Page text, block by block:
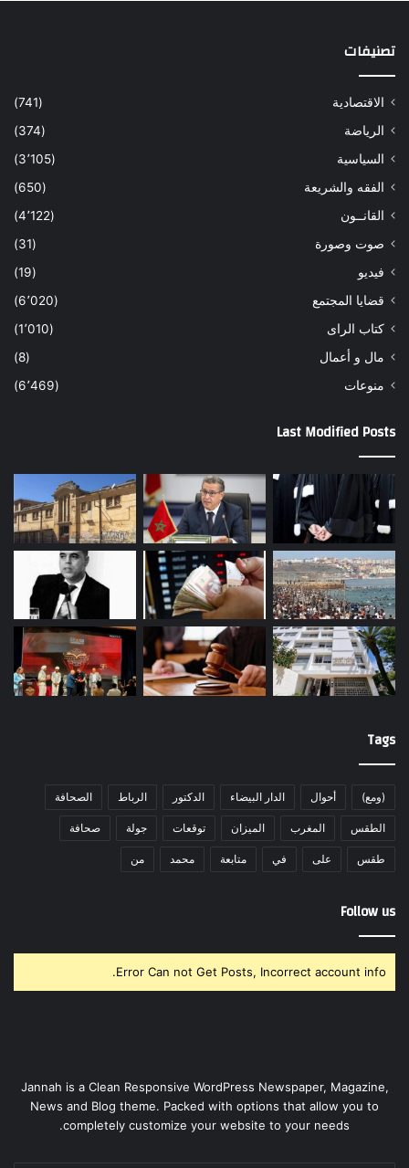
تصنيفات
الاقتصادية
(741)
الرياضة
(374)
السياسية
(3٬105)
الفقه والشريعة
(650)
القانــون
(4٬122)
صوت وصورة
(31)
فيديو
(19)
قضايا المجتمع
(6٬020)
كتاب الراى
(1٬010)
مال و أعمال
(8)
منوعات
(6٬469)
Last Modified Posts
Tags
(ومع) أحوال الدار البيضاء الدكتور الرباط الصحافة
الطقس المغرب الميزان توقعات جولة صحافة
طقس على في متابعة محمد من
Follow us
Error Can not Get Posts, Incorrect account info.
Jannah is a Clean Responsive WordPress Newspaper, Magazine,
News and Blog theme. Packed with options that allow you to
completely customize your website to your needs.